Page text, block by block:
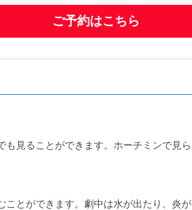
ご予約はこちら
見ることができます。ホーチミンで見
とができます。劇中は水が出たり、炎